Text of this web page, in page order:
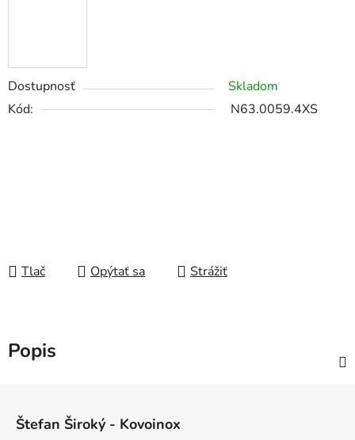
Dostupnosť
Skladom
Kód:
N63.0059.4XS
Tlač Opýtať sa Strážiť
Popis
Štefan Široký - Kovoinox